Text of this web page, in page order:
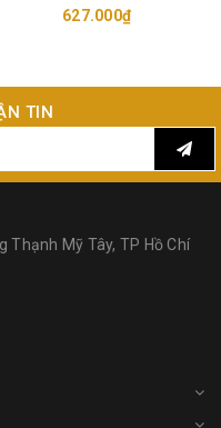
TBLI2002/25
627.000₫
TIN
Thạnh Mỹ Tây, TP Hồ Chí